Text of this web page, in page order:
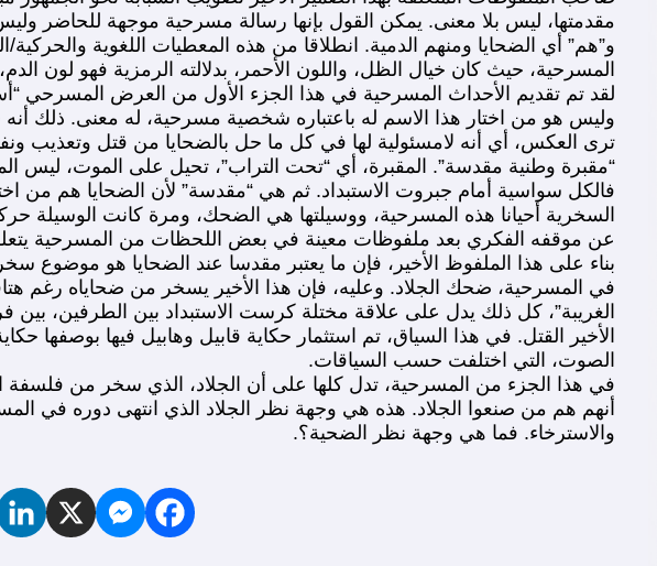
مقدمتها، ليس بلا معنى. يمكن القول بإنها رسالة مسرحية موجهة للحاضر وليس
و”هم” أي الضحايا ومنهم الدمية. انطلاقا من هذه المعطيات اللغوية
المسرحية، حيث كان خيال الظل، واللون الأحمر، بدلالته الرمزية فهو لون
لقد تم تقديم الأحداث المسرحية في هذا الجزء الأول من العرض المسرحي
وليس هو من اختار هذا الاسم له باعتباره شخصية مسرحية، له معنى. ذلك
ترى العكس، أي أنه لامسئولية لها في كل ما حل بالضحايا من قتل وتعذيب
“مقبرة وطنية مقدسة”. المقبرة، أي “تحت التراب”، تحيل على الموت، ليس
فالكل سواسية أمام جبروت الاستبداد. ثم هي “مقدسة” لأن الضحايا هم من
السخرية أحيانا هذه المسرحية، ووسيلتها هي الضحك، ومرة كانت الوسيلة
عن موقفه الفكري بعد ملفوظات معينة في بعض اللحظات من المسرحية
بناء على هذا الملفوظ الأخير، فإن ما يعتبر مقدسا عند الضحايا هو موضوع
في المسرحية، ضحك الجلاد. وعليه، فإن هذا الأخير يسخر من ضحاياه رغم
الغريبة”، كل ذلك يدل على علاقة مختلة كرست الاستبداد بين الطرفين،
الأخير القتل. في هذا السياق، تم استثمار حكاية قابيل وهابيل فيها بوصفها
الصوت، التي اختلفت حسب السياقات.
في هذا الجزء من المسرحية، تدل كلها على أن الجلاد، الذي سخر من فلسفة
أنهم هم من صنعوا الجلاد. هذه هي وجهة نظر الجلاد الذي انتهى دوره في
والاسترخاء. فما هي وجهة نظر الضحية؟.